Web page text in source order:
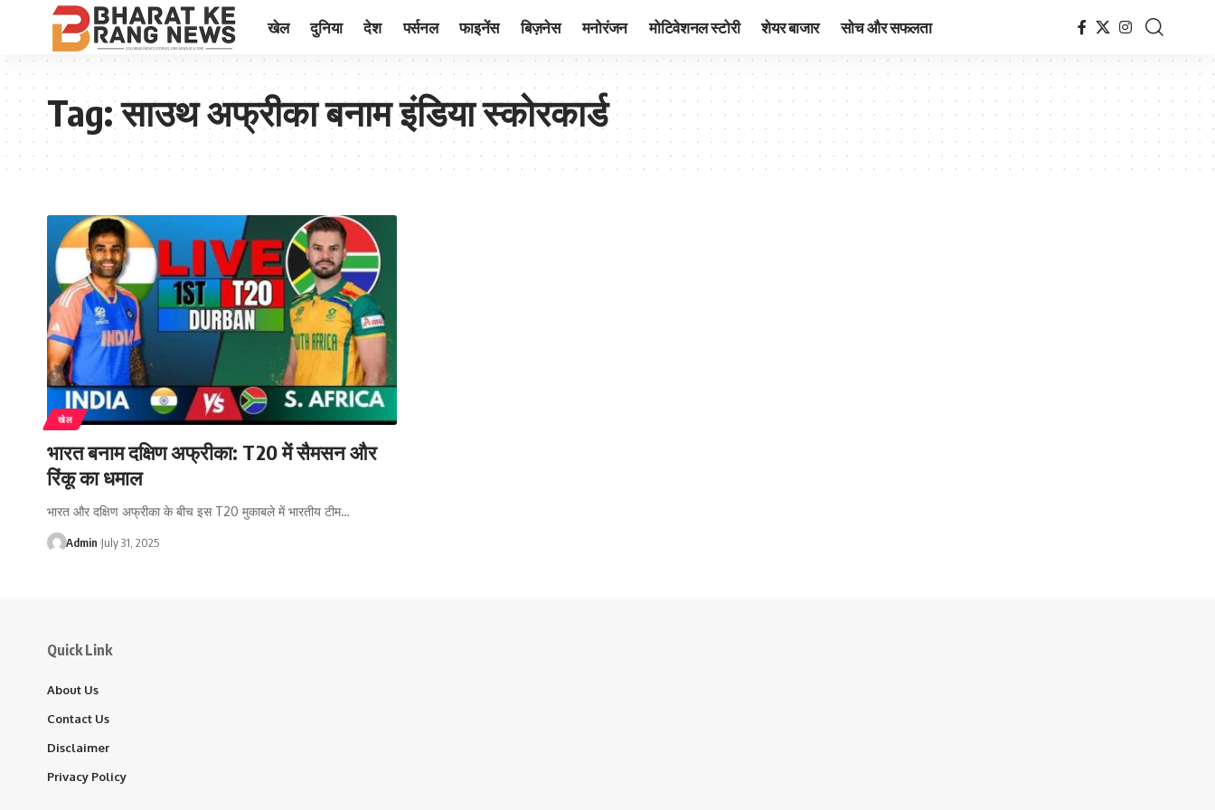
खेल दुनिया देश पर्सनल फाइनेंस बिज़नेस मनोरंजन मोटिवेशनल स्टोरी शेयर बाजार सोच और सफलता
Tag:साउथ अफ्रीका बनाम इंडिया स्कोरकार्ड
खेल
भारत बनाम दक्षिण अफ्रीका: T20 में सैमसन और
रिंकू का धमाल
भारत और दक्षिण अफ्रीका के बीच इस T20 मुकाबले में भारतीय टीम…
Admin July 31, 2025
Quick Link
About Us
Contact Us
Disclaimer
Privacy Policy